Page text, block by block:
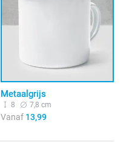
Metaalgrijs
8 7,8 cm
Vanaf13,99